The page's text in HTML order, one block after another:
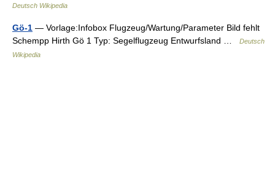
Deutsch Wikipedia
Gö-1 — Vorlage:Infobox Flugzeug/Wartung/Parameter Bild fehlt
Schempp Hirth Gö 1 Typ: Segelflugzeug Entwurfsland …
Deutsch
Wikipedia